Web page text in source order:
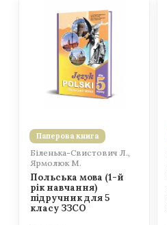
Паперова книга
Біленька-Свистович Л.,
Ярмолюк М.
Польська мова (1-й
рік навчання)
підручник для 5
класу ЗЗСО